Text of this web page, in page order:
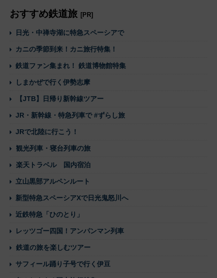
おすすめ鉄道旅 [PR]
日光・中禅寺湖に特急スペーシアで
カニの季節到来！カニ旅行特集！
鉄道ファン集まれ！ 鉄道博物館特集
しまかぜで行く伊勢志摩
【JTB】日帰り新幹線ツアー
JR・新幹線・特急列車で #ずらし旅
JRで北陸に行こう！
観光列車・寝台列車の旅
楽天トラベル 国内宿泊
立山黒部アルペンルート
新型特急スペーシアXで日光鬼怒川へ
近鉄特急「ひのとり」
レッツゴー四国！アンパンマン列車
鉄道の旅を楽しむツアー
サフィール踊り子号で行く伊豆